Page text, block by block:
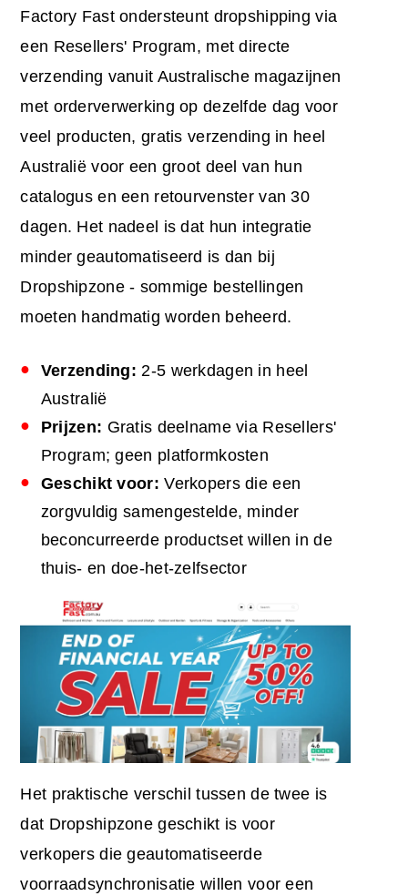
Factory Fast ondersteunt dropshipping via
een Resellers' Program, met directe
verzending vanuit Australische magazijnen
met orderverwerking op dezelfde dag voor
veel producten, gratis verzending in heel
Australië voor een groot deel van hun
catalogus en een retourvenster van 30
dagen. Het nadeel is dat hun integratie
minder geautomatiseerd is dan bij
Dropshipzone - sommige bestellingen
moeten handmatig worden beheerd.
Verzending: 2-5 werkdagen in heel
Australië
Prijzen: Gratis deelname via Resellers'
Program; geen platformkosten
Geschikt voor: Verkopers die een
zorgvuldig samengestelde, minder
beconcurreerde productset willen in de
thuis- en doe-het-zelfsector
Het praktische verschil tussen de twee is
dat Dropshipzone geschikt is voor
verkopers die geautomatiseerde
voorraadsynchronisatie willen voor een